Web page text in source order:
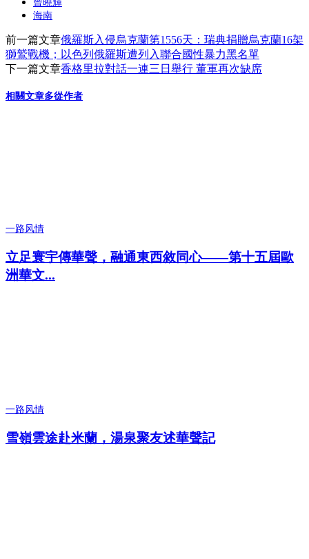
曾曉輝
海南
前一篇文章俄羅斯入侵烏克蘭第1556天：瑞典捐贈烏克蘭16架
獅鷲戰機；以色列俄羅斯遭列入聯合國性暴力黑名單
下一篇文章香格里拉對話一連三日舉行 董軍再次缺席
相關文章多從作者
一路风情
立足寰宇傳華聲，融通東西敘同心——第十五屆歐
洲華文...
一路风情
雪嶺雲途赴米蘭，湯泉聚友述華聲記